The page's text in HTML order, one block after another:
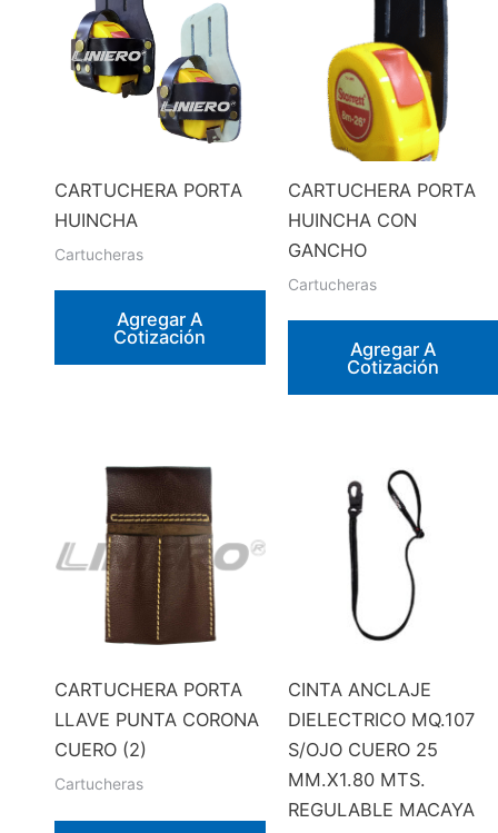
CARTUCHERA PORTA
HUINCHA
Cartucheras
Agregar A
Cotización
CARTUCHERA PORTA
HUINCHA CON
GANCHO
Cartucheras
Agregar A
Cotización
CARTUCHERA PORTA
LLAVE PUNTA CORONA
CUERO (2)
Cartucheras
CINTA ANCLAJE
DIELECTRICO MQ.107
S/OJO CUERO 25
MM.X1.80 MTS.
REGULABLE MACAYA